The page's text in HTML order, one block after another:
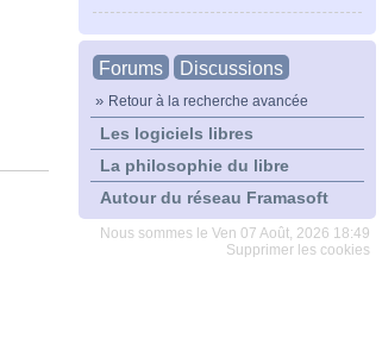
Forums Discussions
» Retour à la recherche avancée
Les logiciels libres
La philosophie du libre
Autour du réseau Framasoft
Nous sommes le Ven 07 Août, 2026 18:49
Supprimer les cookies